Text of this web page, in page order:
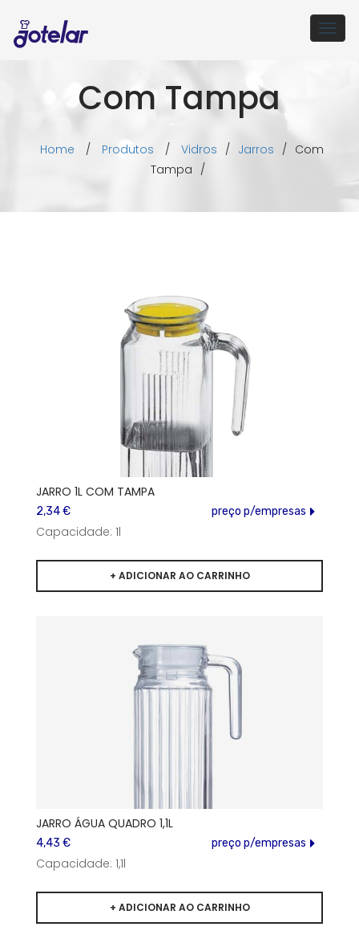
Com Tampa
Home / Produtos / Vidros / Jarros / Com
Tampa /
JARRO 1L COM TAMPA
2,34 € preço p/empresas
Capacidade: 1l
JARRO ÁGUA QUADRO 1,1L
4,43 € preço p/empresas
Capacidade: 1,1l